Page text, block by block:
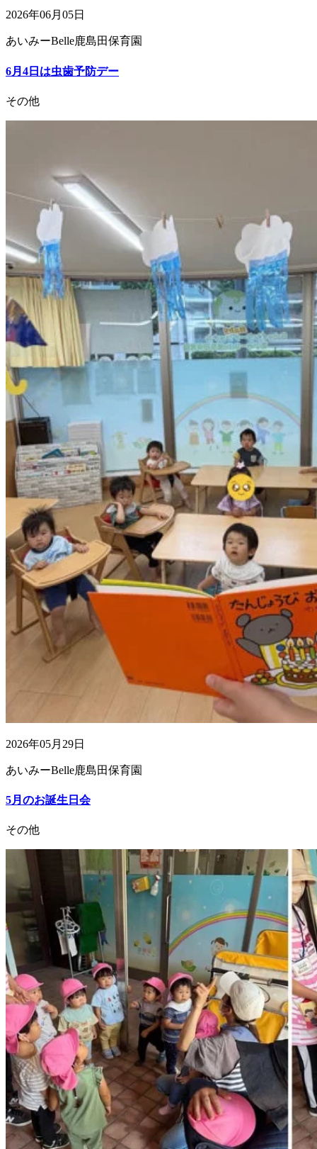
2026年06月05日
あいみーBelle鹿島田保育園
6月4日は虫歯予防デー
その他
2026年05月29日
あいみーBelle鹿島田保育園
5月のお誕生日会
その他